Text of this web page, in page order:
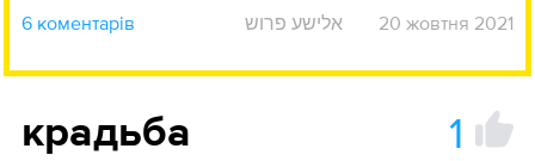
6 коментарів
אלישע פרוש 20 жовтня 2021
крадьба 1